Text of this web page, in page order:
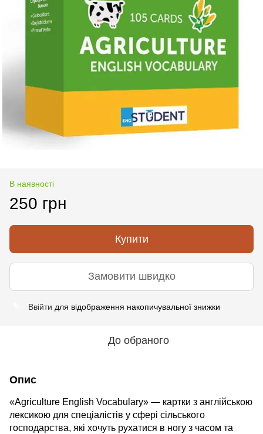
В наявності
250 грн
Купити
Замовити швидко
Ввійти для відображення накопичувальної знижки
До обраного
Опис
«Agriculture English Vocabulary» — картки з англійською
лексикою для спеціалістів у сфері сільського
господарства, які хочуть рухатися в ногу з часом та